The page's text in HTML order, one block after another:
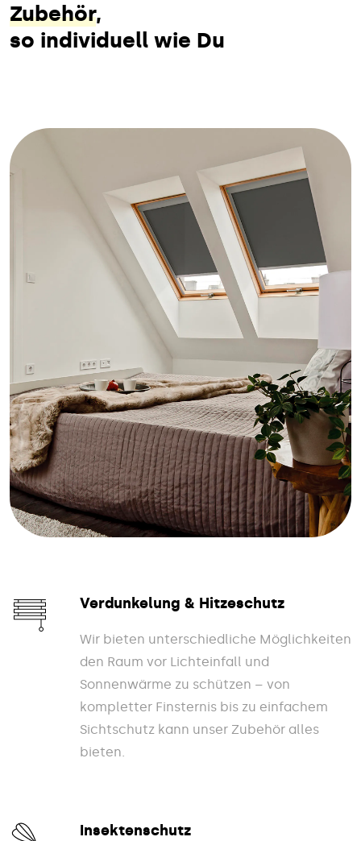
Zubehör,
so individuell wie Du
Verdunkelung & Hitzeschutz
Wir bieten unterschiedliche Möglichkeiten
den Raum vor Lichteinfall und
Sonnenwärme zu schützen – von
kompletter Finsternis bis zu einfachem
Sichtschutz kann unser Zubehör alles
bieten.
Insektenschutz